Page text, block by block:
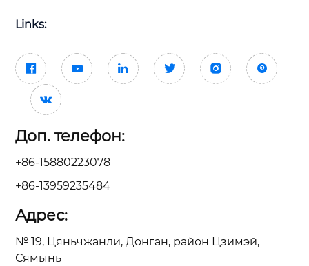
Links:
     

Доп. телефон:
+86-15880223078
+86-13959235484
Адрес:
№ 19, Цяньчжанли, Донган, район Цзимэй,
Сямынь